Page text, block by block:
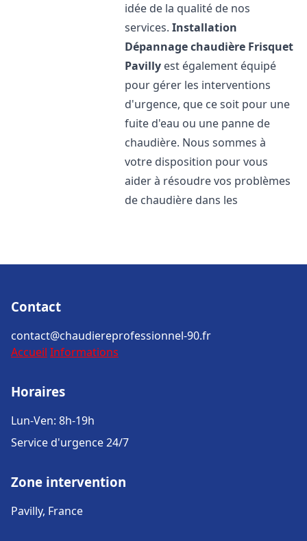
idée de la qualité de nos
services.Installation
Dépannage chaudière Frisquet
Pavilly est également équipé
pour gérer les interventions
d'urgence, que ce soit pour une
fuite d'eau ou une panne de
chaudière. Nous sommes à
votre disposition pour vous
aider à résoudre vos problèmes
de chaudière dans les
Contact
contact@chaudiereprofessionnel-90.fr
Accueil Informations
Horaires
Lun-Ven: 8h-19h
Service d'urgence 24/7
Zone intervention
Pavilly, France